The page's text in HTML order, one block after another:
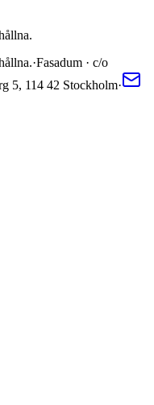
·Fasadum · c/o
5, 114 42 Stockholm·